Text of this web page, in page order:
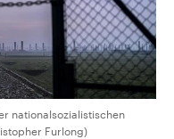
nationalsozialistischen
Furlong)